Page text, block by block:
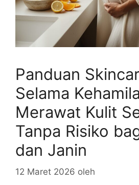
Panduan
Selama
Merawat Kulit
Tanpa Risiko
dan Janin
12 Maret 2026 oleh